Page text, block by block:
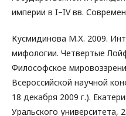
империи в I–IV вв.
Кусмидинова М.Х. 2009.
мифологии. Четвертые
Философское
Всероссийской научной
18 декабря 2009 г.).
Уральского университета,